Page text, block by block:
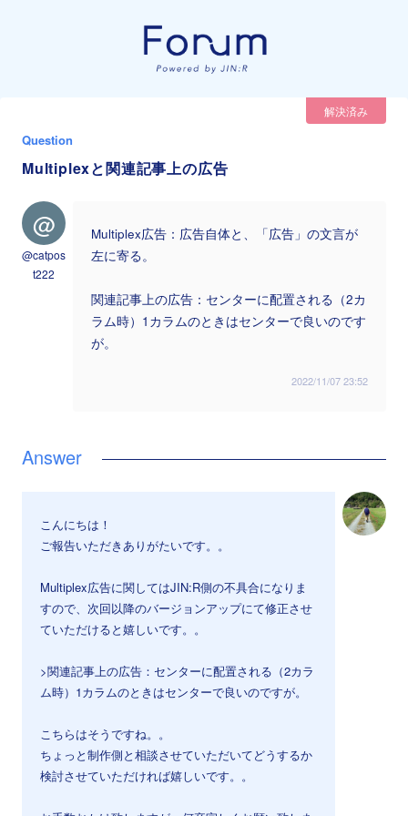
解決済み
Question
Multiplexと関連記事上の広告
@
@catpos
t222
Multiplex広告：広告自体と、「広告」の文言が
左に寄る。
関連記事上の広告：センターに配置される（2カ
ラム時）1カラムのときはセンターで良いのです
が。
2022/11/07 23:52
こんにちは！
ご報告いただきありがたいです。。
Multiplex広告に関してはJIN:R側の不具合になりま
すので、次回以降のバージョンアップにて修正させ
ていただけると嬉しいです。。
>関連記事上の広告：センターに配置される（2カラ
ム時）1カラムのときはセンターで良いのですが。
こちらはそうですね。。
ちょっと制作側と相談させていただいてどうするか
検討させていただければ嬉しいです。。